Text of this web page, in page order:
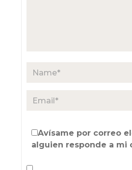
Avísame por correo
alguien responde a mi